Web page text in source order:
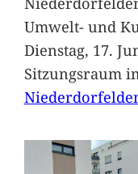
Umwelt- und
Dienstag, 17.
Sitzungsraum